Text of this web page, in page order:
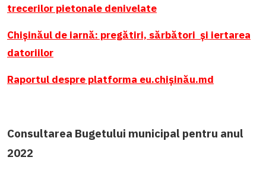
trecerilor pietonale denivelate
Chișinăul de iarnă: pregătiri, sărbători și iertarea
datoriilor
Raportul despre platforma eu.chișinău.md
Consultarea Bugetului municipal pentru anul
2022